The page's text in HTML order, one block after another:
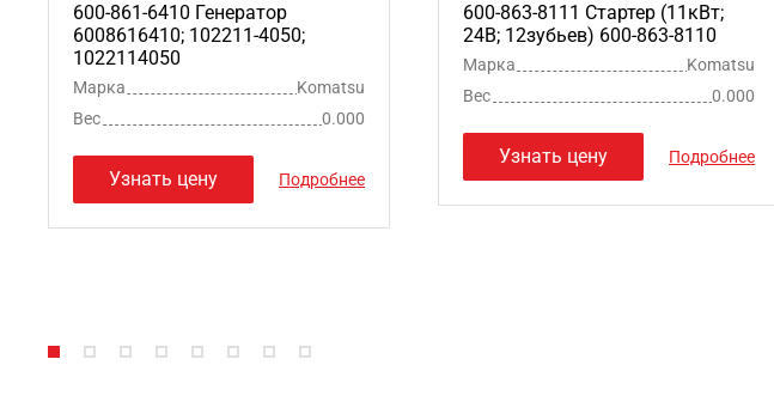
600-861-6410 Генератор
6008616410; 102211-4050;
1022114050
Марка
Komatsu
Вес
0.000
Узнать цену Подробнее
600-863-8111 Стартер (11кВт;
24В; 12зубьев) 600-863-8110
Марка
Komatsu
Вес
0.000
Узнать цену Подробнее